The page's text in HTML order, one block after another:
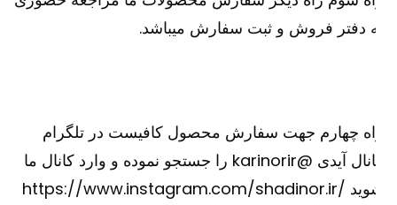
دفتر فروش و ثبت سفارش میباشد.
چهارم جهت سفارش محصول کافیست در تلگرام
کانال آیدی @karinorir را جستجو نموده و وارد کانال ما
شوید https://www.instagram.com/shadinor.ir/